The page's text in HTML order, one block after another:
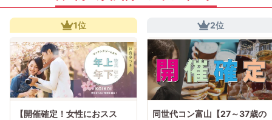
1位
【開催確定！女性におスス
2位
同世代コン富山【27～37歳の